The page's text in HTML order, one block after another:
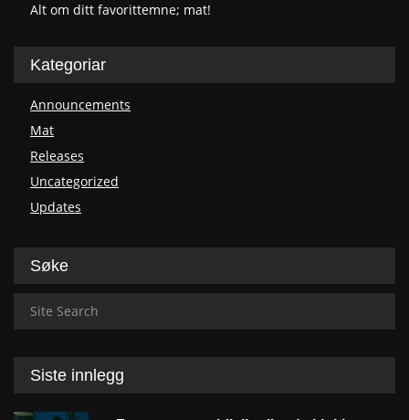
Alt om ditt favorittemne; mat!
Kategoriar
Announcements
Mat
Releases
Uncategorized
Updates
Søke
Siste innlegg